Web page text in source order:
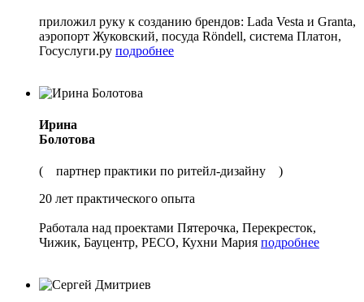
приложил руку к созданию брендов: Lada Vesta и Granta,
аэропорт Жуковский, посуда Röndell, система Платон,
Госуслуги.ру подробнее
Ирина
Болотова
( партнер практики по ритейл-дизайну )
20 лет практического опыта
Работала над проектами Пятерочка, Перекресток,
Чижик, Бауцентр, РЕСО, Кухни Мария подробнее